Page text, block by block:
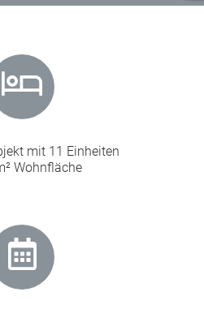
mit 11 Einheiten
Wohnfläche